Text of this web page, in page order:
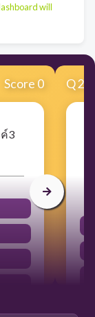
will
Score 0
3
Q2